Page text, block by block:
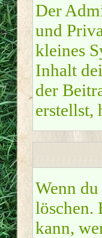
Der
und
kleines
Inhalt
der
erstellst,
Wenn
löschen.
kann,